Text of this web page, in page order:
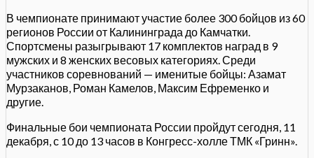
В чемпионате принимают участие более 300 бойцов из 60
регионов России от Калининграда до Камчатки.
Спортсмены разыгрывают 17 комплектов наград в 9
мужских и 8 женских весовых категориях. Среди
участников соревнований — именитые бойцы: Азамат
Мурзаканов, Роман Камелов, Максим Ефременко и
другие.
Финальные бои чемпионата России пройдут сегодня, 11
декабря, с 10 до 13 часов в Конгресс-холле ТМК «Гринн».